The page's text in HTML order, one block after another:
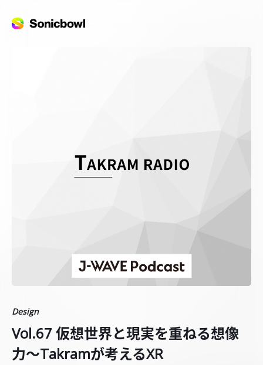
Design
Vol.67 仮想世界と現実を重ねる想像
力～Takramが考えるXR